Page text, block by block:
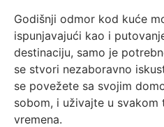
Godišnji odmor kod kuće
ispunjavajući kao i
destinaciju, samo je
se stvori nezaboravno
se povežete sa svojim
sobom, i uživajte u
vremena.